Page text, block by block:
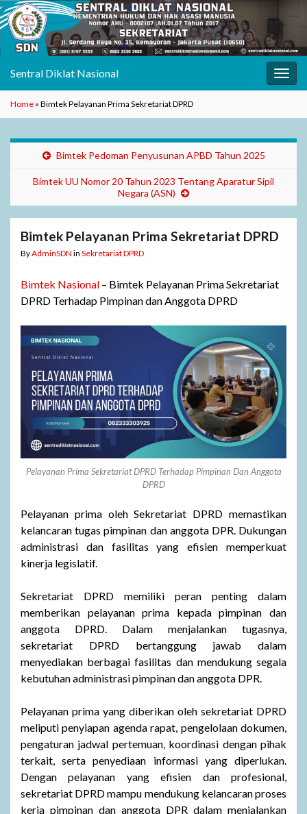
Sentral Diklat Nasional
Home » Bimtek Pelayanan Prima Sekretariat DPRD
Bimtek Pedoman Penyusunan APBD Tahun 2025
Bimtek UU Nomor 20 Tahun 2023 Tentang Aparatur Sipil
Negara (ASN)
Bimtek Pelayanan Prima Sekretariat DPRD
ByAdminSDN in Sekretariat DPRD
Bimtek Nasional – Bimtek Pelayanan Prima Sekretariat
DPRD Terhadap Pimpinan dan Anggota DPRD
Pelayanan Prima Sekretariat DPRD Terhadap Pimpinan Dan Anggota
DPRD
Pelayanan prima oleh Sekretariat DPRD memastikan
kelancaran tugas pimpinan dan anggota DPR. Dukungan
administrasi dan fasilitas yang efisien memperkuat
kinerja legislatif.
Sekretariat DPRD memiliki peran penting dalam
memberikan pelayanan prima kepada pimpinan dan
anggota DPRD. Dalam menjalankan tugasnya,
sekretariat DPRD bertanggung jawab dalam
menyediakan berbagai fasilitas dan mendukung segala
kebutuhan administrasi pimpinan dan anggota DPR.
Pelayanan prima yang diberikan oleh sekretariat DPRD
meliputi penyiapan agenda rapat, pengelolaan dokumen,
pengaturan jadwal pertemuan, koordinasi dengan pihak
terkait, serta penyediaan informasi yang diperlukan.
Dengan pelayanan yang efisien dan profesional,
sekretariat DPRD mampu mendukung kelancaran proses
kerja pimpinan dan anggota DPR dalam menjalankan